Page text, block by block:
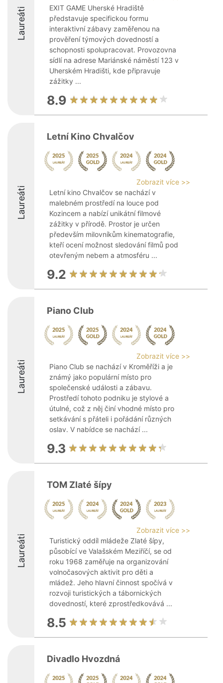
Laureáti
EXIT GAME Uherské Hradiště
představuje specifickou formu
interaktivní zábavy zaměřenou na
prověření týmových dovedností a
schopnosti spolupracovat. Provozovna
sídlí na adrese Mariánské náměstí 123 v
Uherském Hradišti, kde připravuje
zážitky ...
8.9
Laureáti
Letní Kino Chvalčov
Zobrazit více >>
Letní kino Chvalčov se nachází v
malebném prostředí na louce pod
Kozincem a nabízí unikátní filmové
zážitky v přírodě. Prostor je určen
především milovníkům kinematografie,
kteří ocení možnost sledování filmů pod
otevřeným nebem a atmosféru ...
9.2
Laureáti
Piano Club
Zobrazit více >>
Piano Club se nachází v Kroměříži a je
známý jako populární místo pro
společenské události a zábavu.
Prostředí tohoto podniku je stylové a
útulné, což z něj činí vhodné místo pro
setkávání s přáteli i pořádání různých
oslav. V nabídce se nachází ...
9.3
Laureáti
TOM Zlaté šípy
Zobrazit více >>
Turistický oddíl mládeže Zlaté šípy,
působící ve Valašském Meziříčí, se od
roku 1968 zaměřuje na organizování
volnočasových aktivit pro děti a
mládež. Jeho hlavní činnost spočívá v
rozvoji turistických a tábornických
dovedností, které zprostředkovává ...
8.5
Divadlo Hvozdná